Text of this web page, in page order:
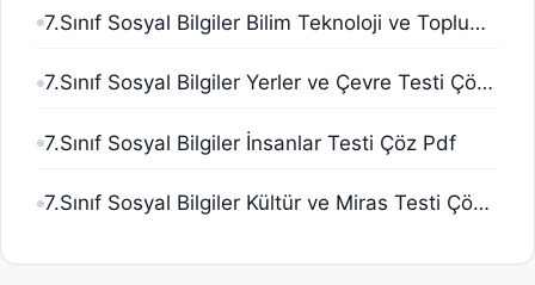
7.Sınıf Sosyal Bilgiler Bilim Teknoloji ve Toplum Testi Çöz Pdf
7.Sınıf Sosyal Bilgiler Yerler ve Çevre Testi Çöz Pdf
7.Sınıf Sosyal Bilgiler İnsanlar Testi Çöz Pdf
7.Sınıf Sosyal Bilgiler Kültür ve Miras Testi Çöz Pdf